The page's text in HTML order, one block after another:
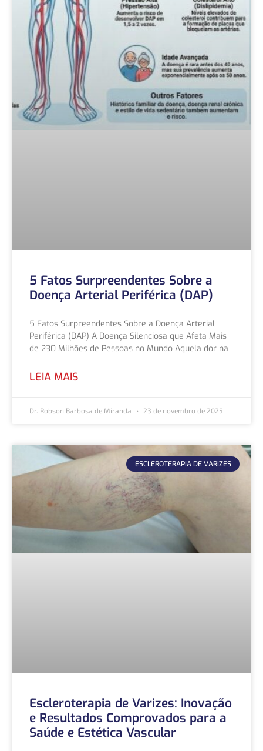
5 Fatos Surpreendentes Sobre a
Doença Arterial Periférica (DAP)
5 Fatos Surpreendentes Sobre a Doença Arterial
Periférica (DAP) A Doença Silenciosa que Afeta Mais
de 230 Milhões de Pessoas no Mundo Aquela dor na
LEIA MAIS
Dr. Robson Barbosa de Miranda 23 de novembro de 2025
ESCLEROTERAPIA DE VARIZES
Escleroterapia de Varizes: Inovação
e Resultados Comprovados para a
Saúde e Estética Vascular